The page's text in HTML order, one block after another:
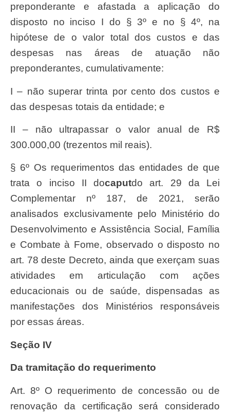
preponderante e afastada a aplicação do
disposto no inciso I do § 3º e no § 4º, na
hipótese de o valor total dos custos e das
despesas nas áreas de atuação não
preponderantes, cumulativamente:
I – não superar trinta por cento dos custos e
das despesas totais da entidade; e
II – não ultrapassar o valor anual de R$
300.000,00 (trezentos mil reais).
§ 6º Os requerimentos das entidades de que
trata o inciso II do caputdo art. 29 da Lei
Complementar nº 187, de 2021, serão
analisados exclusivamente pelo Ministério do
Desenvolvimento e Assistência Social, Família
e Combate à Fome, observado o disposto no
art. 78 deste Decreto, ainda que exerçam suas
atividades em articulação com ações
educacionais ou de saúde, dispensadas as
manifestações dos Ministérios responsáveis
por essas áreas.
Seção IV
Da tramitação do requerimento
Art. 8º O requerimento de concessão ou de
renovação da certificação será considerado